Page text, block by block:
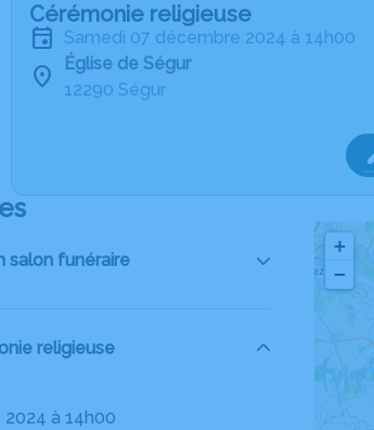
Cérémonie religieuse
samedi 07 décembre 2024 à 14h00
Église de Ségur
12290 Ségur
salon funéraire
religieuse
2024 à 14h00
+
−